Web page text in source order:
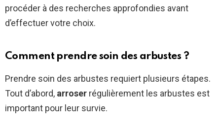
procéder à des recherches approfondies avant
d’effectuer votre choix.
Comment prendre soin des arbustes ?
Prendre soin des arbustes requiert plusieurs étapes.
Tout d’abord, arroser régulièrement les arbustes est
important pour leur survie.